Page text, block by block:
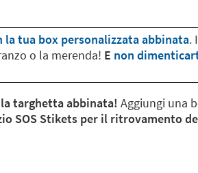
la tua box personalizzata abbinata.
o la merenda! E non
targhetta abbinata! Aggiungi una
SOS Stikets per il ritrovamento